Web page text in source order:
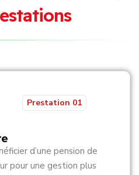
stations
Prestation 01
d’une pension de
pour une gestion plus